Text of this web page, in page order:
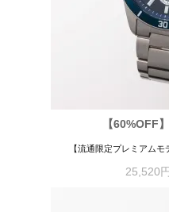
【60%OFF
【流通限定プレミアム
25,520